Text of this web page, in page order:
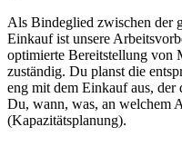
Als Bindeglied zwischen der
Einkauf ist unsere
optimierte Bereitstellung von
zuständig. Du planst die
eng mit dem Einkauf aus,
Du, wann, was, an welchem
(Kapazitätsplanung).